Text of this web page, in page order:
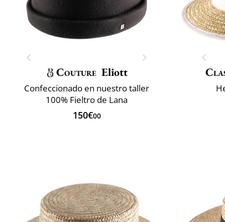
Couture Eliott
Confeccionado en nuestro taller
100% Fieltro de Lana
150€00